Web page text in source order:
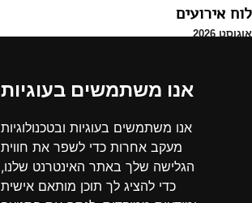
אנו משתמשים בעוגיות
אנו משתמשים בעוגיות ובטכנולוגיות
מעקב אחרות כדי לשפר את חווית
הגלישה שלך באתר האינטרנט שלנו,
כדי להציג לך תוכן מותאם אישית
לוח אירועים
אוגוסט 2026
3
4
5
6
17
18
19
20
24
25
26
27
31